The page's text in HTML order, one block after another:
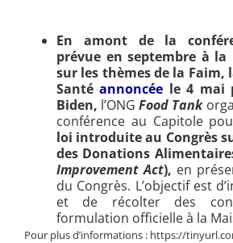
En amont de la
prévue en septembre à la
sur les thèmes de la
Santéannoncée le 4 mai
Biden, l’ONGFood Tank
conférence au Capitole
loi introduite au Congrès
des Donations
Improvement Act), en
du Congrès. L’objectif est
et de récolter des
formulation officielle à la
Pour plus d’informations : https://